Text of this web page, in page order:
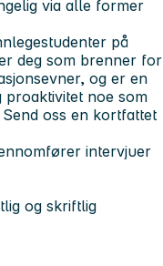
via alle former
på
deg som brenner for
og er en
proaktivitet noe som
oss en kortfattet
intervjuer
og skriftlig